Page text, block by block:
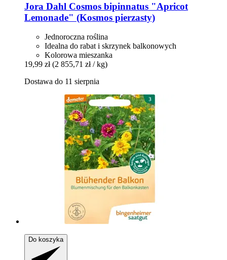
Jora Dahl Cosmos bipinnatus "Apricot
Lemonade" (Kosmos pierzasty)
Jednoroczna roślina
Idealna do rabat i skrzynek balkonowych
Kolorowa mieszanka
19,99 zł (2 855,71 zł / kg)
Dostawa do 11 sierpnia
Do koszyka